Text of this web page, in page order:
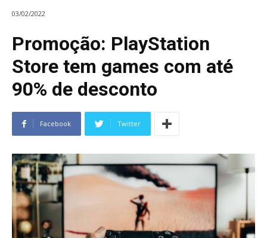
03/02/2022
Promoção: PlayStation
Store tem games com até
90% de desconto
Facebook Twitter